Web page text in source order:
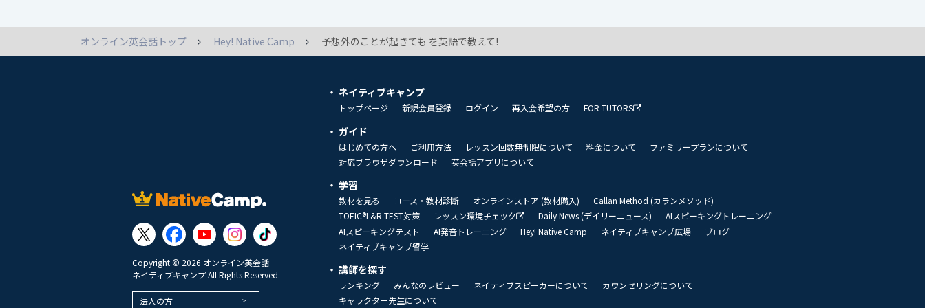
オンライン英会話トップ Hey! Native Camp 予想外のことが起きても を英語で教えて!
Copyright © 2026 オンライン英会話
ネイティブキャンプ All Rights Reserved.
法人の方
ネイティブキャンプ
トップページ 新規会員登録 ログイン 再入会希望の方 FOR TUTORS
ガイド
はじめての方へ ご利用方法 レッスン回数無制限について 料金について
ファミリープランについて
対応ブラウザダウンロード
英会話アプリについて
学習
教材を見る コース・教材診断 オンラインストア (教材購入)
Callan Method (カランメソッド)
TOEIC®L&R TEST対策
レッスン環境チェック Daily News (デイリーニュース)
AIスピーキングトレーニング
AIスピーキングテスト
AI発音トレーニング Hey! Native Camp ネイティブキャンプ広場
ブログ
ネイティブキャンプ留学
講師を探す
ランキング みんなのレビュー ネイティブスピーカーについて
カウンセリングについて
キャラクター先生について